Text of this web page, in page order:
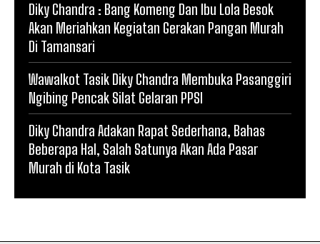
Diky Chandra : Bang Komeng Dan Ibu Lola Besok
Akan Meriahkan Kegiatan Gerakan Pangan Murah
Di Tamansari
Wawalkot Tasik Diky Chandra Membuka Pasanggiri
Ngibing Pencak Silat Gelaran PPSI
Diky Chandra Adakan Rapat Sederhana, Bahas
Beberapa Hal, Salah Satunya Akan Ada Pasar
Murah di Kota Tasik